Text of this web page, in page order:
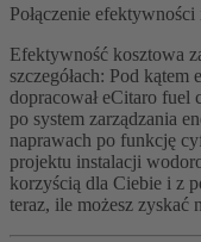
Połączenie
Efektywność kosztowa
szczegółach: Pod
dopracował eCitaro
po system zarządzania
naprawach po funkcję
projektu instalacji
korzyścią dla Ciebie i z
teraz, ile możesz zyskać